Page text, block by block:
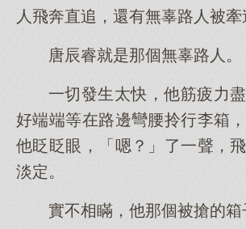
人飛奔直追，還有無辜路人被牽
唐辰睿就是那個無辜路人。
一切發生太快，他筋疲力
好端端等在路邊彎腰拎行李箱，
他眨眨眼，「嗯？」了一聲，
淡定。
實不相瞞，他那個被搶的箱